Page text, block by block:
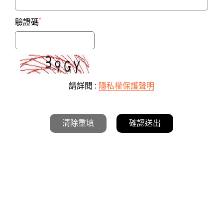
驗證碼*
請詳閱 : 隱私權保護聲明
清除重填 確認送出